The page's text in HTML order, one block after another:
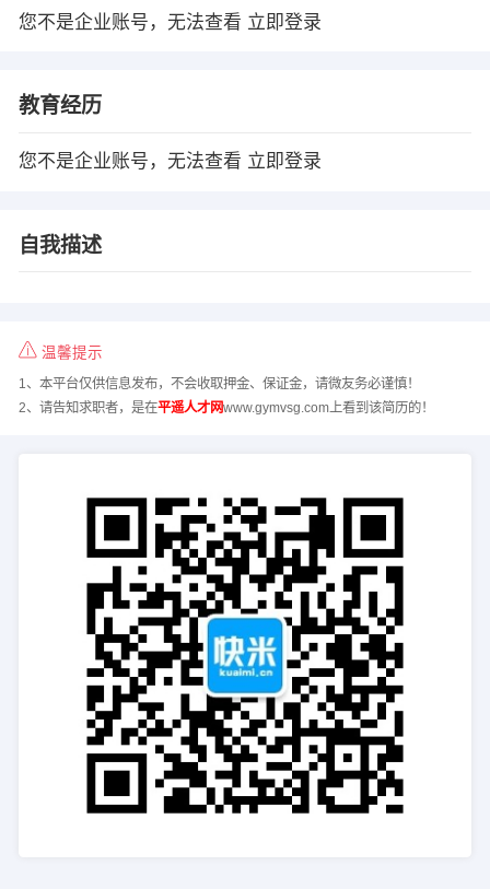
您不是企业账号，无法查看 立即登录
教育经历
您不是企业账号，无法查看 立即登录
自我描述
温馨提示
1、本平台仅供信息发布，不会收取押金、保证金，请微友务必谨慎！
2、请告知求职者，是在平遥人才网www.gymvsg.com上看到该简历的！